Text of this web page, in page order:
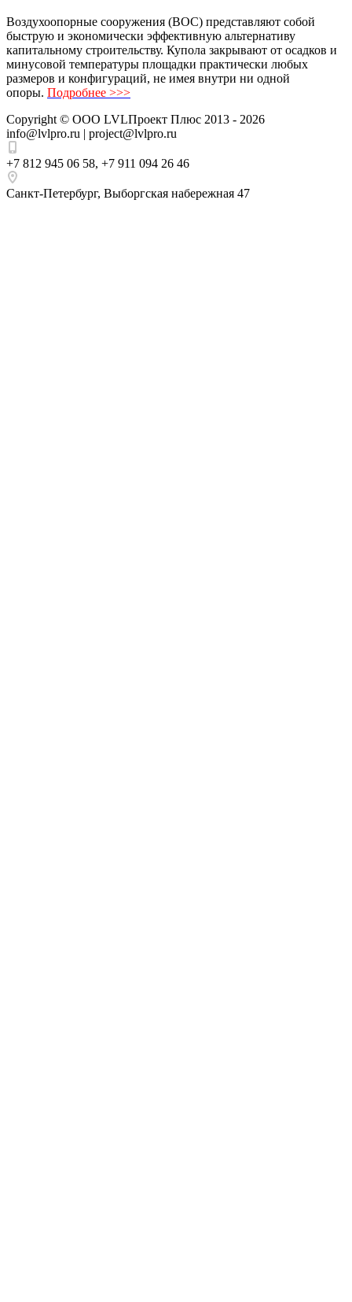
Воздухоопорные сооружения (ВОС) представляют собой
быструю и экономически эффективную альтернативу
капитальному строительству. Купола закрывают от осадков и
минусовой температуры площадки практически любых
размеров и конфигураций, не имея внутри ни одной
опоры. Подробнее >>>
Copyright © ООО LVLПроект Плюс 2013 - 2026
info@lvlpro.ru | project@lvlpro.ru
+7 812 945 06 58, +7 911 094 26 46
Санкт-Петербург, Выборгская набережная 47